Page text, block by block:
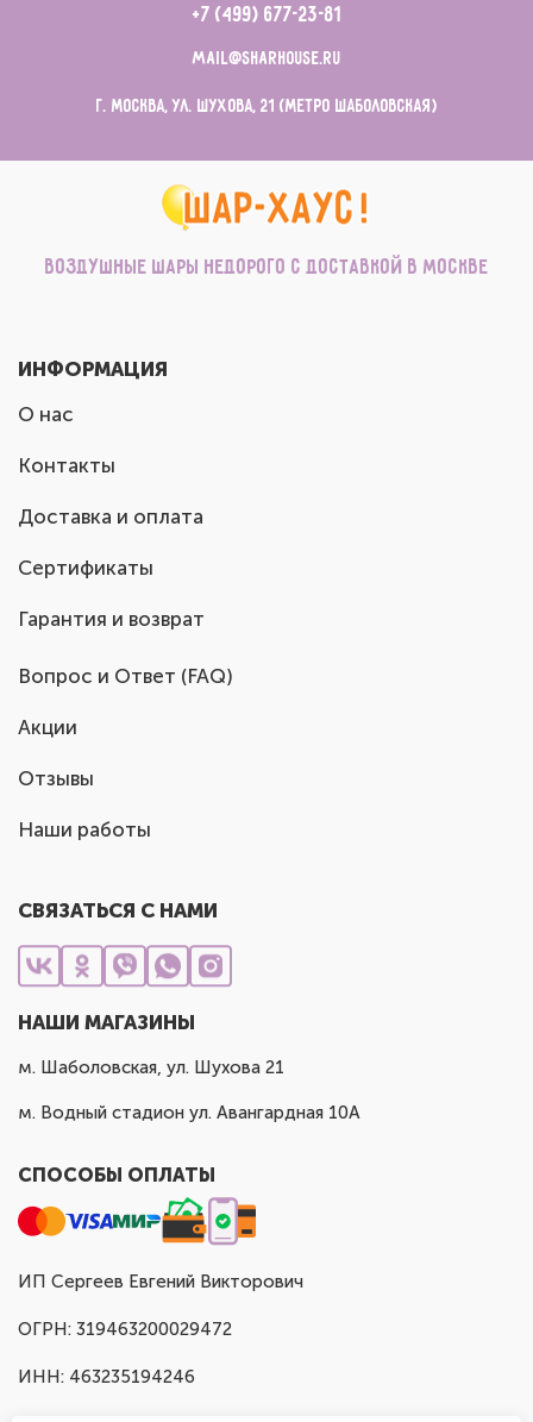
+7 (499) 677-23-81
mail@sharhouse.ru
г. Москва, ул. Шухова, 21 (метро Шаболовская)
Воздушные шары недорого с доставкой в Москве
ИНФОРМАЦИЯ
О нас
Контакты
Доставка и оплата
Сертификаты
Гарантия и возврат
Вопрос и Ответ (FAQ)
Акции
Отзывы
Наши работы
СВЯЗАТЬСЯ С НАМИ
НАШИ МАГАЗИНЫ
м. Шаболовская, ул. Шухова 21
м. Водный стадион ул. Авангардная 10А
СПОСОБЫ ОПЛАТЫ
ИП Сергеев Евгений Викторович
ОГРН: 319463200029472
ИНН: 463235194246